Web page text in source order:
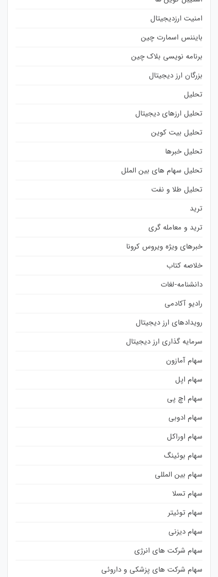
امنیت ارزدیجیتال
بایننس اسمارت چین
برنامه نویسی بلاک چین
بزرگان ارز دیجیتال
تحلیل
تحلیل ارزهای دیجیتال
تحلیل بیت کوین
تحلیل خبرها
تحلیل سهام های بین الملل
تحلیل طلا و نفت
ترید
ترید و معامله گری
خبرهای ویژه ویروس کرونا
خلاصه کتاب
دانشنامه-لغات
رادیو آکادمی
رویدادهای ارز دیجیتال
سرمایه گذاری ارز دیجیتال
سهام آمازون
سهام اپل
سهام اچ پی
سهام ادوبی
سهام اوراکل
سهام بوئینگ
سهام بین المللی
سهام تسلا
سهام توئیتر
سهام دیزنی
سهام شرکت های انرژی
سهام شرکت های پزشکی و داروئی